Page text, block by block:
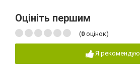
Оцініть першим
(0 оцінок)
Я рекомендую